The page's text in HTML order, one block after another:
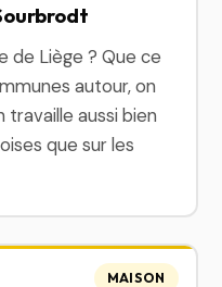
de Liège ? Que ce
autour, on
aussi bien
que sur les
MAISON